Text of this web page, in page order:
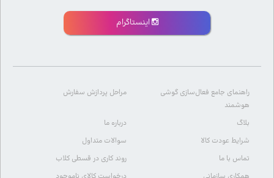
اینستاگرام
راهنمای جامع فعال‌سازی گوشی
هوشمند
مراحل پردازش سفارش
بلاگ
درباره ما
شرایط عودت کالا
سوالات متداول
تماس با ما
روند کاری در قسطی کلاب